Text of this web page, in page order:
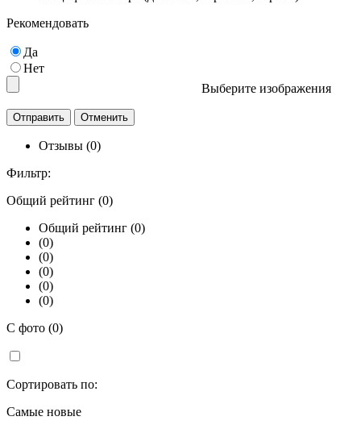
Рекомендовать
Да
Нет
Выберите изображения
Отзывы (0)
Фильтр:
Общий рейтинг (0)
Общий рейтинг (0)
(0)
(0)
(0)
(0)
(0)
С фото (0)
Сортировать по:
Самые новые